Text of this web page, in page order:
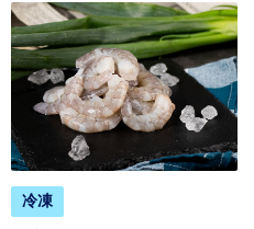
冷凍